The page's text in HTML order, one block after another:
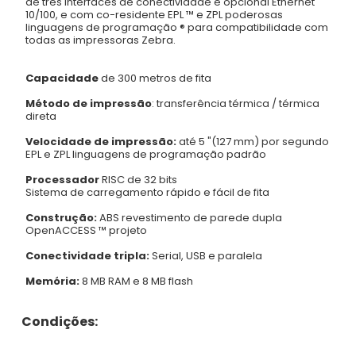
10/100, e com co-residente EPL ™ e ZPL poderosas
linguagens de programação ® para compatibilidade com
todas as impressoras Zebra.
Capacidadede 300 metros de fita
Método de impressão: transferência térmica / térmica
direta
Velocidade de impressão:até 5 "(127 mm) por segundo
EPL e ZPL linguagens de programação padrão
ProcessadorRISC de 32 bits
Sistema de carregamento rápido e fácil de fita
Construção:ABS revestimento de parede dupla
OpenACCESS ™ projeto
Conectividade tripla:Serial, USB e paralela
Memória:8 MB RAM e 8 MB flash
Condições: